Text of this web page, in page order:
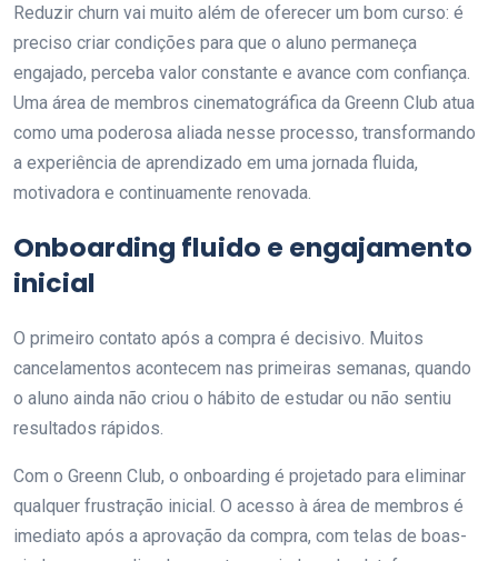
Reduzir churn vai muito além de oferecer um bom curso: é
preciso criar condições para que o aluno permaneça
engajado, perceba valor constante e avance com confiança.
Uma área de membros cinematográfica da Greenn Club atua
como uma poderosa aliada nesse processo, transformando
a experiência de aprendizado em uma jornada fluida,
motivadora e continuamente renovada.
Onboarding fluido e engajamento
inicial
O primeiro contato após a compra é decisivo. Muitos
cancelamentos acontecem nas primeiras semanas, quando
o aluno ainda não criou o hábito de estudar ou não sentiu
resultados rápidos.
Com o Greenn Club, o onboarding é projetado para eliminar
qualquer frustração inicial. O acesso à área de membros é
imediato após a aprovação da compra, com telas de boas-